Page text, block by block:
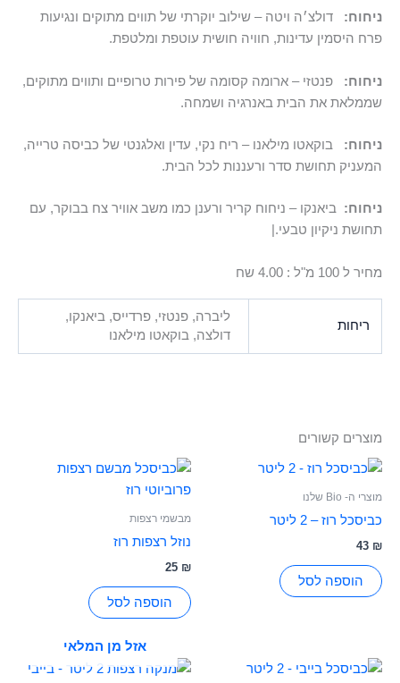
ניחוח: דולצ׳ה ויטה – שילוב יוקרתי של תווים מתוקים ונגיעות
פרח היסמין עדינות, חוויה חושית עוטפת ומלטפת.
ניחוח: פנטזי – ארומה קסומה של פירות טרופיים ותווים מתוקים,
שממלאת את הבית באנרגיה ושמחה.
ניחוח: בוקאטו מילאנו – ריח נקי, עדין ואלגנטי של כביסה טרייה,
המעניק תחושת סדר ורעננות לכל הבית.
ניחוח: ביאנקו – ניחוח קריר ורענן כמו משב אוויר צח בבוקר, עם
תחושת ניקיון טבעי.|
מחיר ל 100 מ"ל : 4.00 שח
ריחות
ליברה, פנטזי, פרדייס, ביאנקו,
דולצה, בוקאטו מילאנו
מוצרים קשורים
מוצרי ה- Bio שלנו
כביסכל רוז – 2 ליטר
43 ₪
הוספה לסל
מבשמי רצפות
נוזל רצפות רוז
25 ₪
הוספה לסל
אזל מן המלאי